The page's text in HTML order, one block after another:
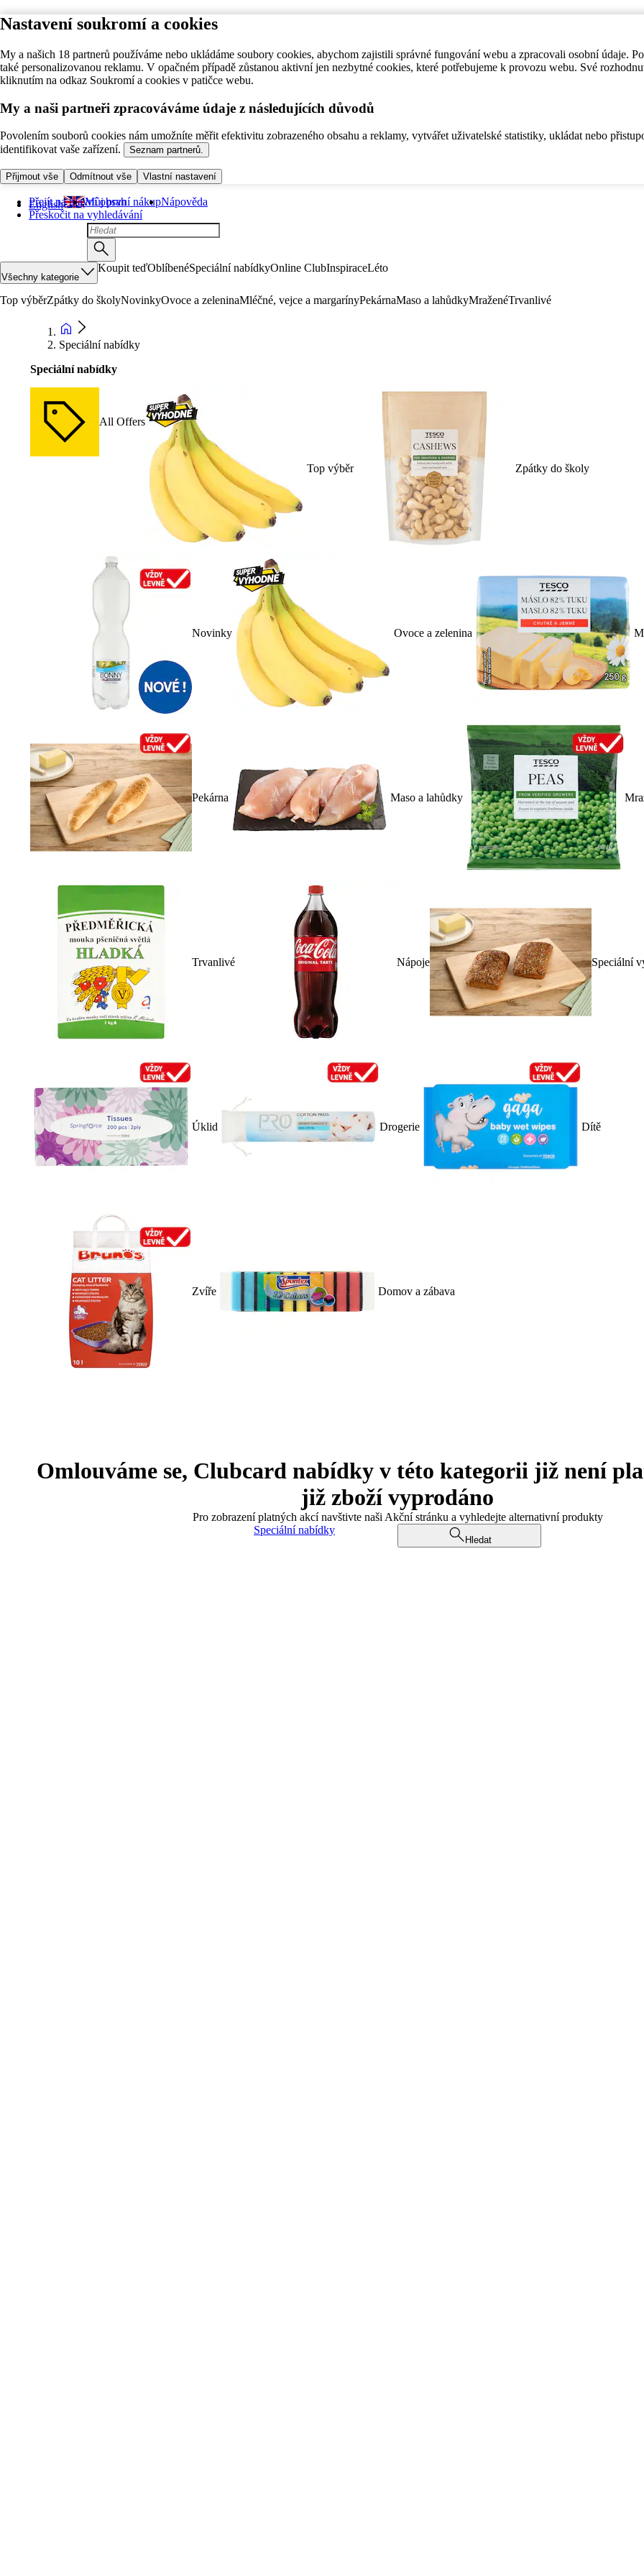
Nastavení soukromí a cookies
My a našich 18 partnerů používáme nebo ukládáme soubory cookies, abychom zajistili správné fungování webu a zpracovali osobní údaje.
také personalizovanou reklamu. V opačném případě zůstanou aktivní jen nezbytné cookies, které potřebujeme k provozu webu. Své
kliknutím na odkaz Soukromí a cookies v patičce webu.
My a naši partneři zpracováváme údaje z následujících důvodů
Povolením souborů cookies nám umožníte měřit efektivitu zobrazeného obsahu a reklamy, vytvářet uživatelské statistiky, ukládat nebo
identifikovat vaše zařízení.
Seznam partnerů.
Přijmout vše Odmítnout vše Vlastní nastavení
Přejít na hlavní obsah
Přeskočit na vyhledávání
English Můj první nákupNápověda
Všechny kategorie
Koupit teďOblíbenéSpeciální nabídkyOnline ClubInspiraceLéto
Top výběrZpátky do školyNovinkyOvoce a zeleninaMléčné, vejce a margarínyPekárnaMaso a lahůdkyMraženéTrvanlivé
Speciální nabídky
Speciální nabídky
All Offers
Top výběr Zpátky do školy
Novinky Ovoce a zelenina
Pekárna Maso a lahůdky
Trvanlivé Nápoje Speciální
Úklid Drogerie Dítě
Zvíře Domov a zábava
Omlouváme se, Clubcard nabídky v této kategorii již není
již zboží vyprodáno
Pro zobrazení platných akcí navštivte naši Akční stránku a vyhledejte alternativní produkty
Speciální nabídky
Hledat